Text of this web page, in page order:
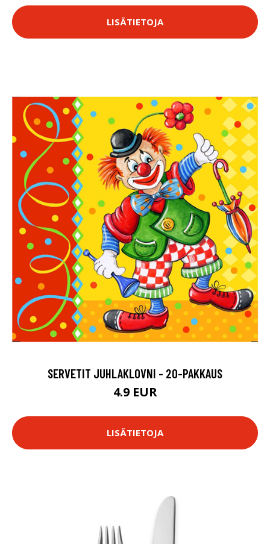
LISÄTIETOJA
SERVETIT JUHLAKLOVNI - 20-PAKKAUS
4.9 EUR
LISÄTIETOJA